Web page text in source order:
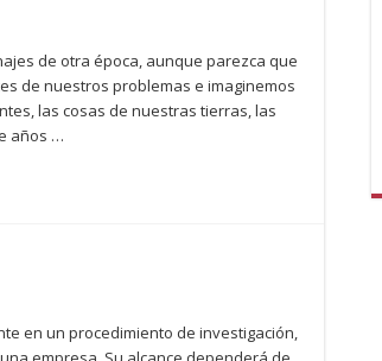
de otra época, aunque parezca que
de nuestros problemas e imaginemos
las cosas de nuestras tierras, las
años …
en un procedimiento de investigación,